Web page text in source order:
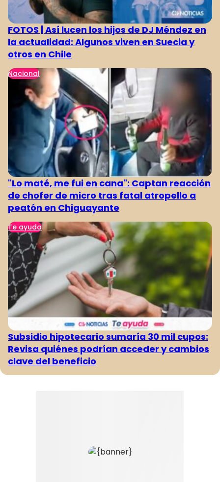
FOTOS | Así lucen los hijos de DJ Méndez en
la actualidad: Algunos viven en Suecia y
otros en Chile
Nacional
"Lo maté, me fui en cana": Captan reacción
de chofer de micro tras fatal atropello a
peatón en Chiguayante
Te ayuda
Subsidio hipotecario sumaría 30 mil cupos:
Revisa quiénes podrían acceder y cambios
clave del beneficio